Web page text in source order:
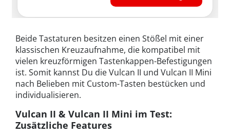
Beide Tastaturen besitzen einen Stößel mit einer
klassischen Kreuzaufnahme, die kompatibel mit
vielen kreuzförmigen Tastenkappen-Befestigungen
ist. Somit kannst Du die Vulcan II und Vulcan II Mini
nach Belieben mit Custom-Tasten bestücken und
individualisieren.
Vulcan II & Vulcan II Mini im Test:
Zusätzliche Features